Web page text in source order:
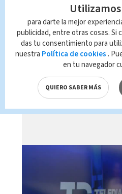
Telediario En
Brenes, 07 de
para darte la mejor
publicidad, entre otras cosas. Si
das tu consentimiento para
nuestra Política de cookies .
en tu navegador
QUIERO SABER MÁS